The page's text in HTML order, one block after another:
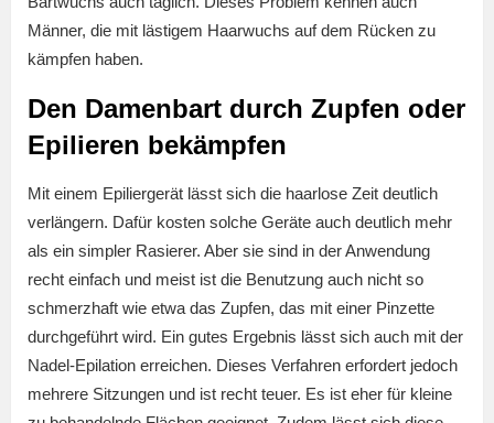
Männer, die mit lästigem Haarwuchs auf dem Rücken zu
kämpfen haben.
Den Damenbart durch Zupfen oder
Epilieren bekämpfen
Mit einem Epiliergerät lässt sich die haarlose Zeit deutlich
verlängern. Dafür kosten solche Geräte auch deutlich mehr
als ein simpler Rasierer. Aber sie sind in der Anwendung
recht einfach und meist ist die Benutzung auch nicht so
schmerzhaft wie etwa das Zupfen, das mit einer Pinzette
durchgeführt wird. Ein gutes Ergebnis lässt sich auch mit der
Nadel-Epilation erreichen. Dieses Verfahren erfordert jedoch
mehrere Sitzungen und ist recht teuer. Es ist eher für kleine